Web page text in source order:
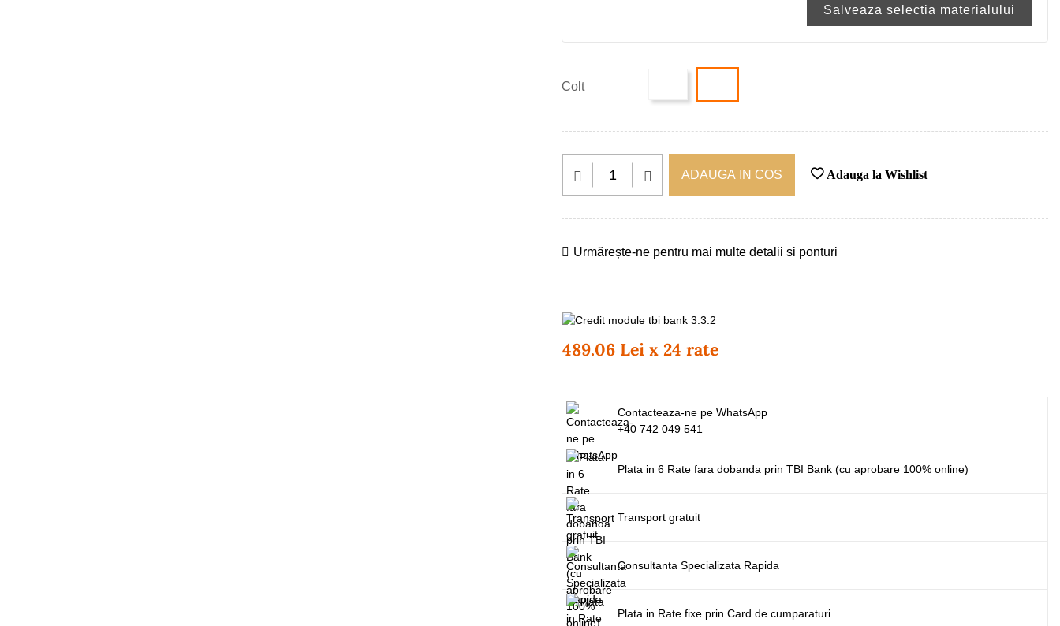
Salveaza selectia materialului
Colt
ADAUGA IN COS Adauga la Wishlist
Urmărește-ne pentru mai multe detalii si ponturi
489.06 Lei x 24 rate
Contacteaza-ne pe WhatsApp
+40 742 049 541
Plata in 6 Rate fara dobanda prin TBI Bank (cu aprobare 100% online)
Transport gratuit
Consultanta Specializata Rapida
Plata in Rate fixe prin Card de cumparaturi